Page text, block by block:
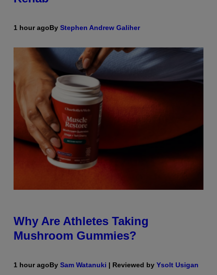
1 hour agoBy Stephen Andrew Galiher
Why Are Athletes Taking
Mushroom Gummies?
1 hour agoBy Sam Watanuki | Reviewed by Ysolt Usigan